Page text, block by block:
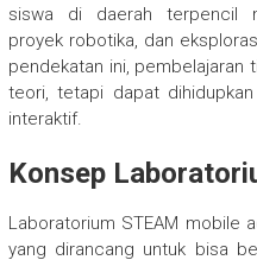
siswa di daerah terpencil
proyek robotika, dan
pendekatan ini, pembelajaran
teori, tetapi dapat
interaktif.
Konsep
Laboratorium STEAM mobile
yang dirancang untuk bisa